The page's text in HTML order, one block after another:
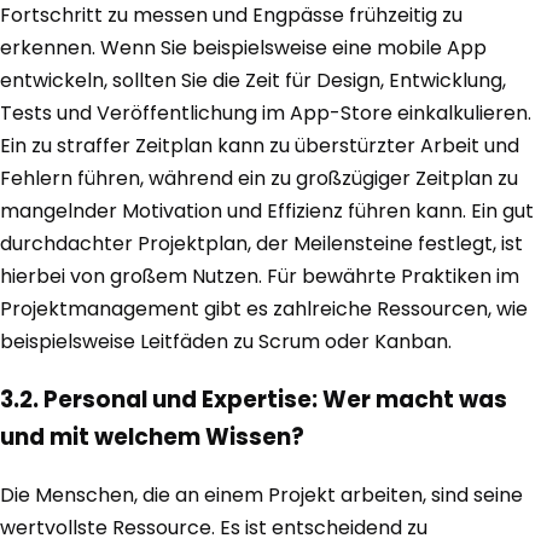
Fortschritt zu messen und Engpässe frühzeitig zu
erkennen. Wenn Sie beispielsweise eine mobile App
entwickeln, sollten Sie die Zeit für Design, Entwicklung,
Tests und Veröffentlichung im App-Store einkalkulieren.
Ein zu straffer Zeitplan kann zu überstürzter Arbeit und
Fehlern führen, während ein zu großzügiger Zeitplan zu
mangelnder Motivation und Effizienz führen kann. Ein gut
durchdachter Projektplan, der Meilensteine festlegt, ist
hierbei von großem Nutzen. Für bewährte Praktiken im
Projektmanagement gibt es zahlreiche Ressourcen, wie
beispielsweise Leitfäden zu Scrum oder Kanban.
3.2. Personal und Expertise: Wer macht was
und mit welchem Wissen?
Die Menschen, die an einem Projekt arbeiten, sind seine
wertvollste Ressource. Es ist entscheidend zu